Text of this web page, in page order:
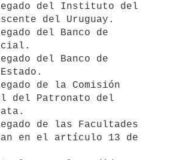
del Instituto del
del Uruguay.
del Banco de
del Banco de
de la Comisión
del Patronato del
de las Facultades
en el artículo 13 de